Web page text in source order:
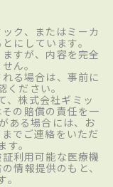
ク、またはミーカ
にしています。
すが、内容を完全
ん。
る場合は、事前に
ださい。
、株式会社ギミッ
の賠償の責任を一
ある場合には、お
でご連絡をいただ
。
利用可能な医療機
情報提供のもと、